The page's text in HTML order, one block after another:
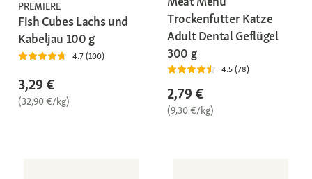
PREMIERE
Fish Cubes Lachs und
Kabeljau 100 g
4.7 (100)
3,29 €
(32,90 €/kg)
Trockenfutter Katze
Adult Dental Geflügel
300 g
4.5 (78)
2,79 €
(9,30 €/kg)